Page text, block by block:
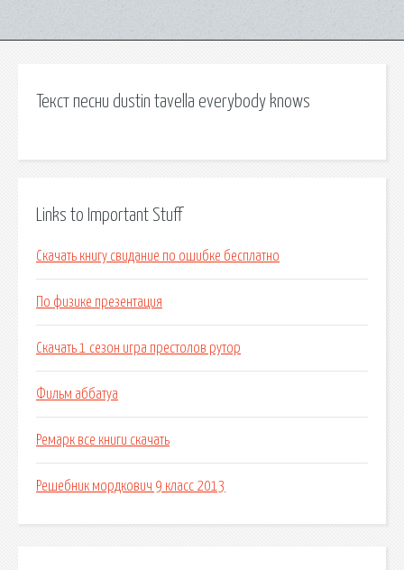
Текст песни dustin tavella everybody knows
Links to Important Stuff
Скачать книгу свидание по ошибке бесплатно
По физике презентация
Скачать 1 сезон игра престолов рутор
Фильм аббатуа
Ремарк все книги скачать
Решебник мордкович 9 класс 2013